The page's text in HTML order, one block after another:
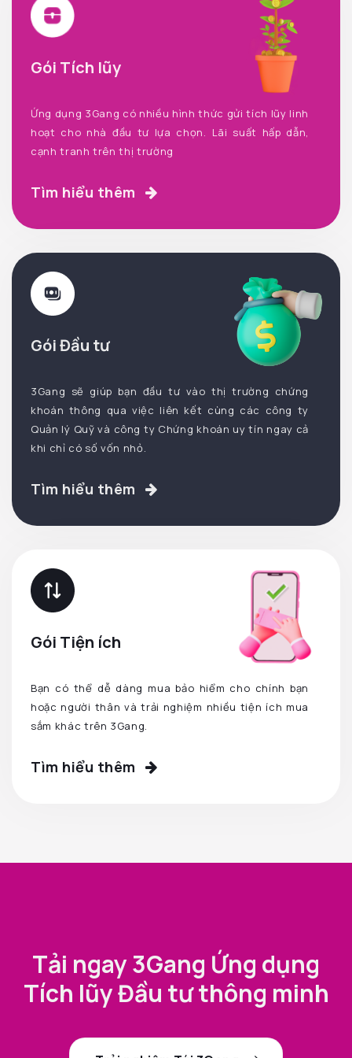
Gói Tích lũy
Ứng dụng 3Gang có nhiều hình thức gửi tích lũy linh
hoạt cho nhà đầu tư lựa chọn. Lãi suất hấp dẫn,
cạnh tranh trên thị trường
Tìm hiểu thêm
Gói Đầu tư
3Gang sẽ giúp bạn đầu tư vào thị trường chứng
khoán thông qua việc liên kết cùng các công ty
Quản lý Quỹ và công ty Chứng khoán uy tín ngay cả
khi chỉ có số vốn nhỏ.
Tìm hiểu thêm
Gói Tiện ích
Bạn có thể dễ dàng mua bảo hiểm cho chính bạn
hoặc người thân và trải nghiệm nhiều tiện ích mua
sắm khác trên 3Gang.
Tìm hiểu thêm
Tải ngay 3Gang Ứng dụng
Tích lũy Đầu tư thông minh